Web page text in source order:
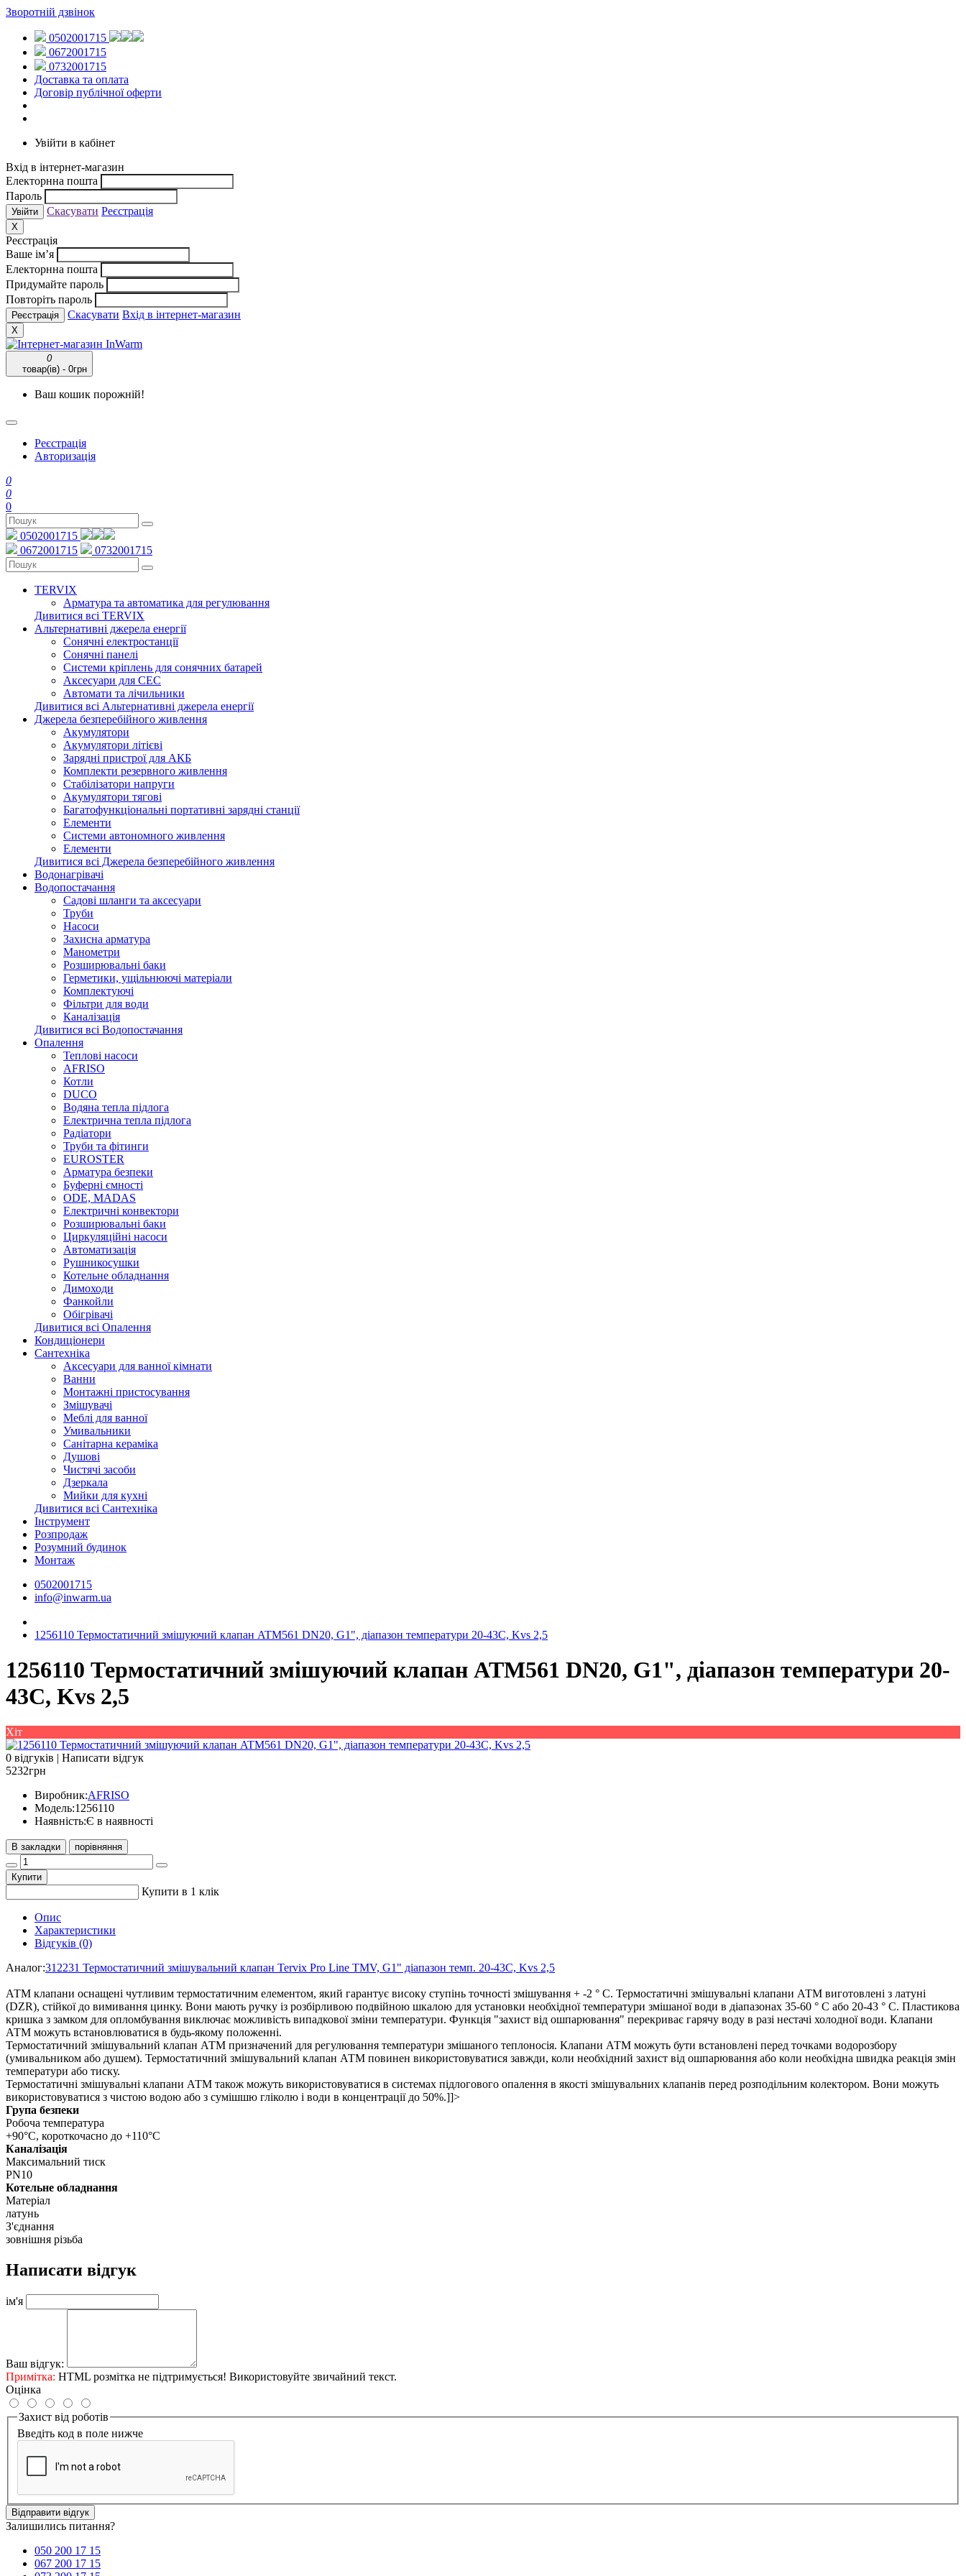
Зворотній дзвінок
0502001715
0672001715
0732001715
Доставка та оплата
Договір публічної оферти
Увійти в кабінет
Вхід в інтернет-магазин
Електорнна пошта
Пароль
Скасувати Реєстрація
X
Реєстрація
Ваше ім’я
Електорнна пошта
Придумайте пароль
Повторіть пароль
Скасувати Вхід в інтернет-магазин
X
0
товар(ів) - 0грн
Ваш кошик порожній!
Реєстрація
Авторизація
0
0
0
0502001715
0672001715
0732001715
TERVIX
Арматура та автоматика для регулювання
Дивитися всі TERVIX
Альтернативні джерела енергії
Сонячні електростанції
Сонячні панелі
Системи кріплень для сонячних батарей
Аксесуари для СЕС
Автомати та лічильники
Дивитися всі Альтернативні джерела енергії
Джерела безперебійного живлення
Акумулятори
Акумулятори літієві
Зарядні пристрої для АКБ
Комплекти резервного живлення
Стабілізатори напруги
Акумулятори тягові
Багатофункціональні портативні зарядні станції
Елементи
Системи автономного живлення
Елементи
Дивитися всі Джерела безперебійного живлення
Водонагрівачі
Водопостачання
Садові шланги та аксесуари
Труби
Насоси
Захисна арматура
Манометри
Розширювальні баки
Герметики, ущільнюючі матеріали
Комплектуючі
Фільтри для води
Каналізація
Дивитися всі Водопостачання
Опалення
Теплові насоси
AFRISO
Котли
DUCO
Водяна тепла підлога
Електрична тепла підлога
Радіатори
Труби та фітинги
EUROSTER
Арматура безпеки
Буферні ємності
ODE, MADAS
Електричні конвектори
Розширювальні баки
Циркуляційні насоси
Автоматизація
Рушникосушки
Котельне обладнання
Димоходи
Фанкойли
Обігрівачі
Дивитися всі Опалення
Кондиціонери
Сантехніка
Аксесуари для ванної кімнати
Ванни
Монтажні пристосування
Змішувачі
Меблі для ванної
Умивальники
Санітарна кераміка
Душові
Чистячі засоби
Дзеркала
Мийки для кухні
Дивитися всі Сантехніка
Інструмент
Розпродаж
Розумний будинок
Монтаж
0502001715
info@inwarm.ua
1256110 Термостатичний змішуючий клапан ATM561 DN20, G1", діапазон температури 20-43C, Kvs 2,5
1256110 Термостатичний змішуючий клапан ATM561 DN20, G1", діапазон температури 20-
43C, Kvs 2,5
Хіт
0 відгуків | Написати відгук
5232грн
Виробник:AFRISO
Модель:1256110
Наявність:Є в наявності
В закладки порівняння
Купити
Купити в 1 клік
Опис
Характеристики
Відгуків (0)
Аналог:312231 Термостатичний змішувальний клапан Tervix Pro Line TMV, G1" діапазон темп. 20-43C, Kvs 2,5
АТМ клапани оснащені чутливим термостатичним елементом, який гарантує високу ступінь точності змішування + -2 ° С. Термостатичні змішувальні клапани АТМ виготовлені з латуні
(DZR), стійкої до вимивання цинку. Вони мають ручку із розбірливою подвійною шкалою для установки необхідної температури змішаної води в діапазонах 35-60 ° С або 20-43 ° С. Пластикова
кришка з замком для опломбування виключає можливість випадкової зміни температури. Функція "захист від ошпарювання" перекриває гарячу воду в разі нестачі холодної води. Клапани
АТМ можуть встановлюватися в будь-якому положенні.
Термостатичний змішувальний клапан АТМ призначений для регулювання температури змішаного теплоносія. Клапани АТМ можуть бути встановлені перед точками водорозбору
(умивальником або душем). Термостатичний змішувальний клапан АТМ повинен використовуватися завжди, коли необхідний захист від ошпарювання або коли необхідна швидка реакція змін
температури або тиску.
Термостатичні змішувальні клапани АТМ також можуть використовуватися в системах підлогового опалення в якості змішувальних клапанів перед розподільним колектором. Вони можуть
використовуватися з чистою водою або з сумішшю гліколю і води в концентрації до 50%.]]>
Група безпеки
Робоча температура
+90°C, короткочасно до +110°C
Каналізація
Максимальний тиск
PN10
Котельне обладнання
Матеріал
латунь
З'єднання
зовнішня різьба
Написати відгук
ім'я
Ваш відгук:
Примітка: HTML розмітка не підтримується! Використовуйте звичайний текст.
Оцінка
Захист від роботів
Введіть код в поле нижче
Відправити відгук
Залишились питання?
050 200 17 15
067 200 17 15